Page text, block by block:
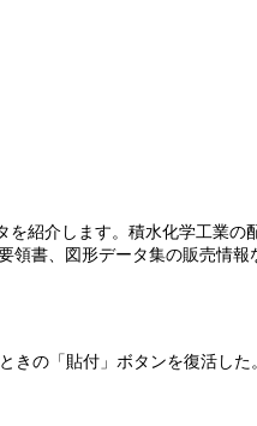
を紹介します。積水化学工業の
書、図形データ集の販売情報
の「貼付」ボタンを復活した。